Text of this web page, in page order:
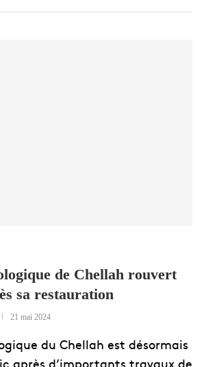
de Chellah rouvert
sa restauration
21 mai 2024
du Chellah est désormais
après d’importants travaux de